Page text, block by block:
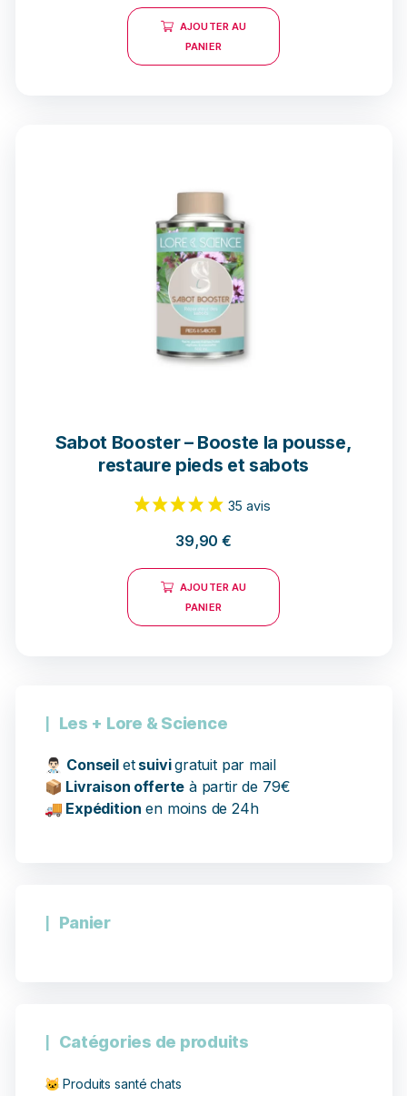
AJOUTER AU
PANIER
Sabot Booster – Booste la pousse,
restaure pieds et sabots
39,90€
AJOUTER AU
PANIER
Les + Lore & Science
👨🏻‍⚕️ Conseil etsuivigratuit par mail
📦 Livraison offerte à partir de 79€
🚚 Expédition en moins de 24h
Panier
Catégories de produits
🐱 Produits santé chats